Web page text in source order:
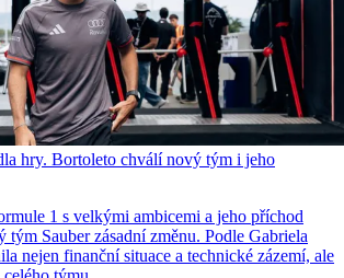
hry. Bortoleto chválí nový tým i jeho
1 s velkými ambicemi a jeho příchod
tým Sauber zásadní změnu. Podle Gabriela
nejen finanční situace a technické zázemí, ale